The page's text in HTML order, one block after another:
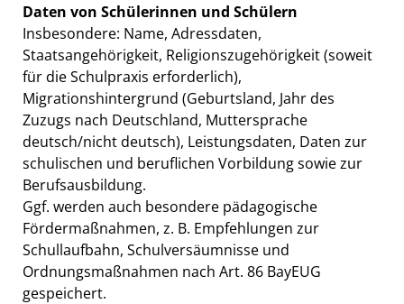
Daten von Schülerinnen und Schülern
Insbesondere: Name, Adressdaten,
Staatsangehörigkeit, Religionszugehörigkeit (soweit
für die Schulpraxis erforderlich),
Migrationshintergrund (Geburtsland, Jahr des
Zuzugs nach Deutschland, Muttersprache
deutsch/nicht deutsch), Leistungsdaten, Daten zur
schulischen und beruflichen Vorbildung sowie zur
Berufsausbildung.
Ggf. werden auch besondere pädagogische
Fördermaßnahmen, z. B. Empfehlungen zur
Schullaufbahn, Schulversäumnisse und
Ordnungsmaßnahmen nach Art. 86 BayEUG
gespeichert.